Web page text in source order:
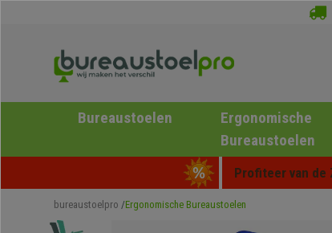
Bureaustoelen
Ergonomische
Bureaustoelen
Profiteer van de
bureaustoelpro Ergonomische Bureaustoelen